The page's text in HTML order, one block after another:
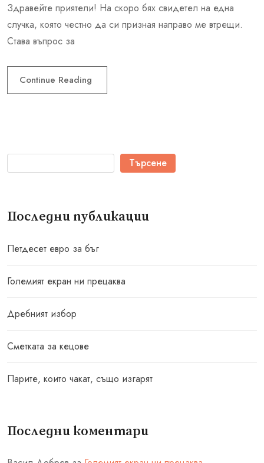
Здравейте приятели! На скоро бях свидетел на една
случка, която честно да си призная направо ме втрещи.
Става въпрос за
Continue Reading
Търсене
Последни публикации
Петдесет евро за бъг
Големият екран ни прецаква
Дребният избор
Сметката за кецове
Парите, които чакат, също изгарят
Последни коментари